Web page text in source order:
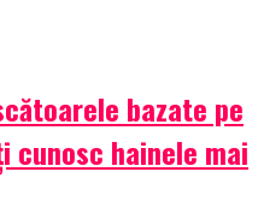
bazate pe
hainele mai